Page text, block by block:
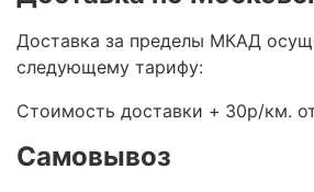
Доставка за пределы МКАД
следующему тарифу:
Стоимость доставки + 30р/км.
Самовывоз